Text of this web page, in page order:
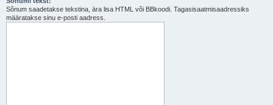
Sõnum saadetakse tekstina, ära lisa HTML või BBkoodi. Tagasisaatmisaadressiks
määratakse sinu e-posti aadress.